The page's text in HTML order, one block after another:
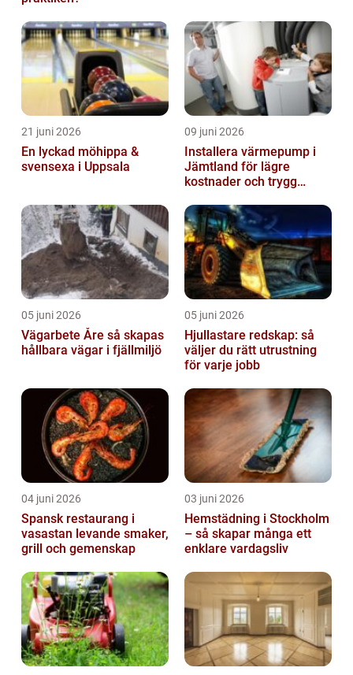
21 juni 2026
En lyckad möhippa &
svensexa i Uppsala
09 juni 2026
Installera värmepump i
Jämtland för lägre
kostnader och trygg
05 juni 2026
Vägarbete Åre så skapas
hållbara vägar i fjällmiljö
05 juni 2026
Hjullastare redskap: så
väljer du rätt utrustning
för varje jobb
04 juni 2026
Spansk restaurang i
vasastan levande smaker,
grill och gemenskap
03 juni 2026
Hemstädning i Stockholm
– så skapar många ett
enklare vardagsliv